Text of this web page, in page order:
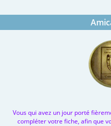
Vous qui avez un jour porté
compléter votre fiche, afin que